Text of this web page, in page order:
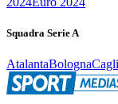
Squadra Serie A
AtalantaBologna